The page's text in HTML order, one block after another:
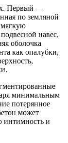
Первый —
по земляной
навес,
оболочка
как опалубки,
минимальным
потерянное
может
интимность и